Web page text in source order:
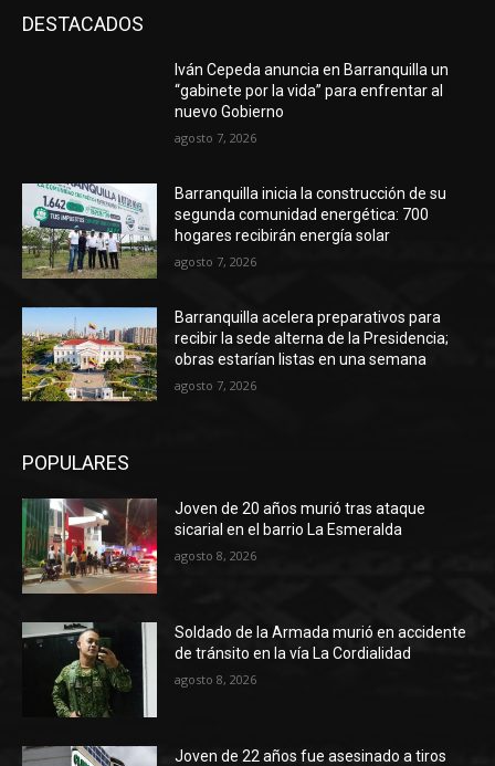
DESTACADOS
Iván Cepeda anuncia en Barranquilla un
“gabinete por la vida” para enfrentar al
nuevo Gobierno
agosto 7, 2026
Barranquilla inicia la construcción de su
segunda comunidad energética: 700
hogares recibirán energía solar
agosto 7, 2026
Barranquilla acelera preparativos para
recibir la sede alterna de la Presidencia;
obras estarían listas en una semana
agosto 7, 2026
POPULARES
Joven de 20 años murió tras ataque
sicarial en el barrio La Esmeralda
agosto 8, 2026
Soldado de la Armada murió en accidente
de tránsito en la vía La Cordialidad
agosto 8, 2026
Joven de 22 años fue asesinado a tiros